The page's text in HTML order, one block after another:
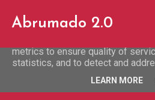
Abrumado 2.0
This site uses cookies from
and to analyze traffic. Your IP
metrics to ensure quality of
statistics, and to detect and
LEARN MORE